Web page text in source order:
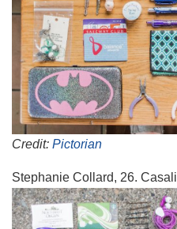
Credit: Pictorian
Stephanie Collard, 26.